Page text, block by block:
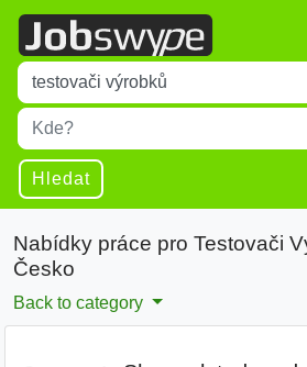
Title
Type 1 or more characters for results.
Místo
Type 1 or more characters for results.
Hledat
Nabídky práce pro Testovači
Česko
Back to category